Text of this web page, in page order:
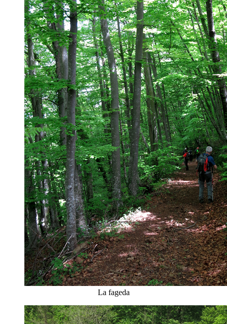
La fageda